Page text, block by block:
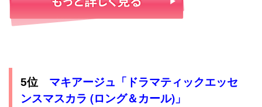
5位 マキアージュ「ドラマティックエッセ
ンスマスカラ (ロング＆カール)」